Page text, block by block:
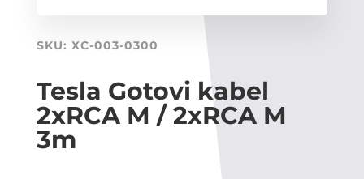
SKU: XC-003-0300
Tesla Gotovi kabel
2xRCA M / 2xRCA M
3m